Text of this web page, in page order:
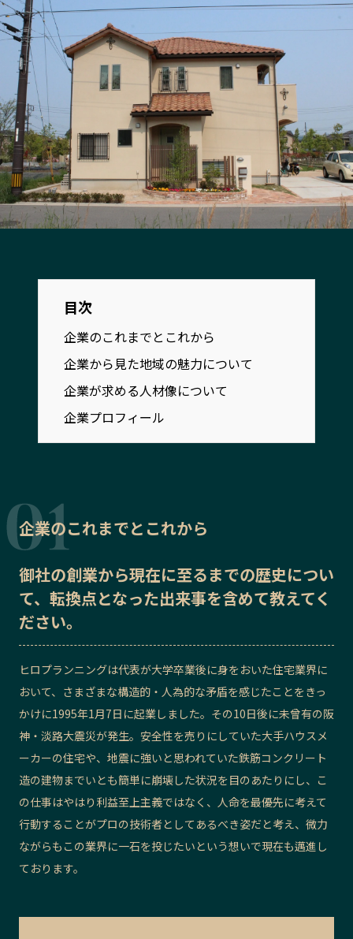
奈良エリア
和歌山エリア
鳥取エリア
島根エリア
岡山エリア
広島エリア
山口エリア
徳島エリア
香川エリア
愛媛エリア
高知エリア
福岡エリア
佐賀エリア
長崎エリア
熊本エリア
大分エリア
宮崎エリア
鹿児島エリア
沖縄エリア
カテゴリから探す
特集コンテンツ
地域を代表する 企業100選
プレスリリース
行政連携記事
「人」から探す
記事ライター アンバサダー
お問い合わせ
目次
企業のこれまでとこれから
企業から見た地域の魅力について
企業が求める人材像について
企業プロフィール
企業のこれまでとこれから
御社の創業から現在に至るまでの歴史につい
て、転換点となった出来事を含めて教えてく
ださい。
ヒロプランニングは代表が大学卒業後に身をおいた住宅業界に
おいて、さまざまな構造的・人為的な矛盾を感じたことをきっ
かけに1995年1月7日に起業しました。その10日後に未曾有の阪
神・淡路大震災が発生。安全性を売りにしていた大手ハウスメ
ーカーの住宅や、地震に強いと思われていた鉄筋コンクリート
造の建物までいとも簡単に崩壊した状況を目のあたりにし、こ
の仕事はやはり利益至上主義ではなく、人命を最優先に考えて
行動することがプロの技術者としてあるべき姿だと考え、微力
ながらもこの業界に一石を投じたいという想いで現在も邁進し
ております。